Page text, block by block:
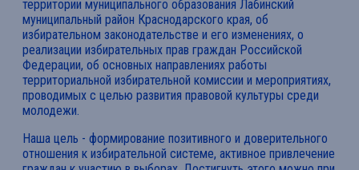
территории муниципального образования Лабинский
муниципальный район Краснодарского края, об
избирательном законодательстве и его изменениях, о
реализации избирательных прав граждан Российской
Федерации, об основных направлениях работы
территориальной избирательной комиссии и мероприятиях,
проводимых с целью развития правовой культуры среди
молодежи.
Наша цель - формирование позитивного и доверительного
отношения к избирательной системе, активное привлечение